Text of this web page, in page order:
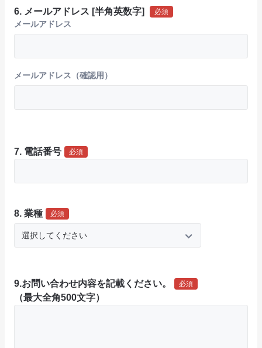
6. メールアドレス [半角英数字] 必須
メールアドレス
メールアドレス（確認用）
メールアドレス（確認結果）
7. 電話番号 必須
8. 業種 必須
選択してください
9.お問い合わせ内容を記載ください。 必須
（最大全角500文字）